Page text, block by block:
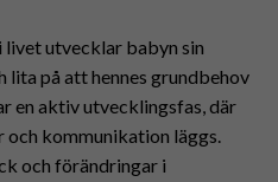
livet utvecklar babyn sin
lita på att hennes grundbehov
en aktiv utvecklingsfas, där
och kommunikation läggs.
och förändringar i